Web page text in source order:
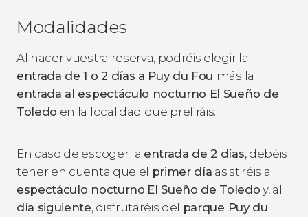
Modalidades
Al hacer vuestra reserva, podréis elegir la
entrada de 1 o 2 días a Puy du Fou más la
entrada al espectáculo nocturno El Sueño de
Toledo en la localidad que prefiráis.
En caso de escoger la entrada de 2 días, debéis
tener en cuenta que el primer día asistiréis al
espectáculo nocturno El Sueño de Toledo y, al
día siguiente, disfrutaréis del parque Puy du